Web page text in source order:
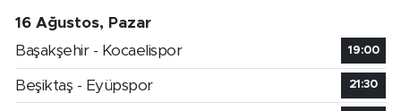
16 Ağustos, Pazar
Başakşehir - Kocaelispor
19:00
Beşiktaş - Eyüpspor 21:30